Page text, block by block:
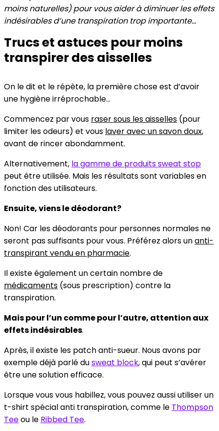
moins naturelles) pour vous aider à diminuer les effets
indésirables d’une transpiration trop importante…
Trucs et astuces pour moins
transpirer des aisselles
On le dit et le répète, la première chose est d’avoir
une hygiène irréprochable…
Commencez par vous raser sous les aisselles (pour
limiter les odeurs) et vous laver avec un savon doux,
avant de rincer abondamment.
Alternativement, la gamme de produits sweat stop
peut être utilisée. Mais les résultats sont variables en
fonction des utilisateurs.
Ensuite, viens le déodorant?
Non! Car les déodorants pour personnes normales ne
seront pas suffisants pour vous. Préférez alors unanti-
transpirant vendu en pharmacie.
Il existe également un certain nombre de
médicaments (sous prescription) contre la
transpiration.
Mais pour l’un comme pour l’autre, attention aux
effets indésirables.
Après, il existe les patch anti-sueur. Nous avons par
exemple déjà parlé dusweat block, qui peut s’avérer
être une solution efficace.
Lorsque vous vous habillez, vous pouvez aussi utiliser un
t-shirt spécial anti transpiration, comme le Thompson
Teeou le Ribbed Tee.